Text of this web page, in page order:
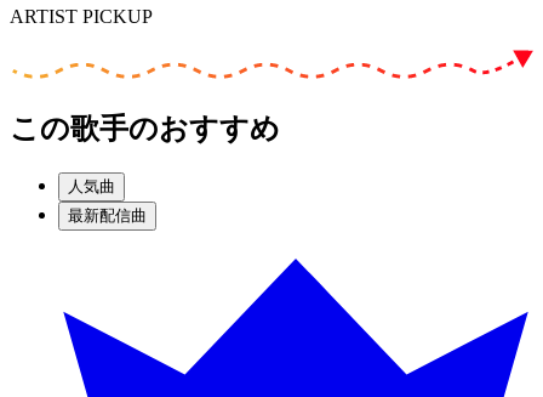
ARTIST PICKUP
この歌手のおすすめ
人気曲
最新配信曲